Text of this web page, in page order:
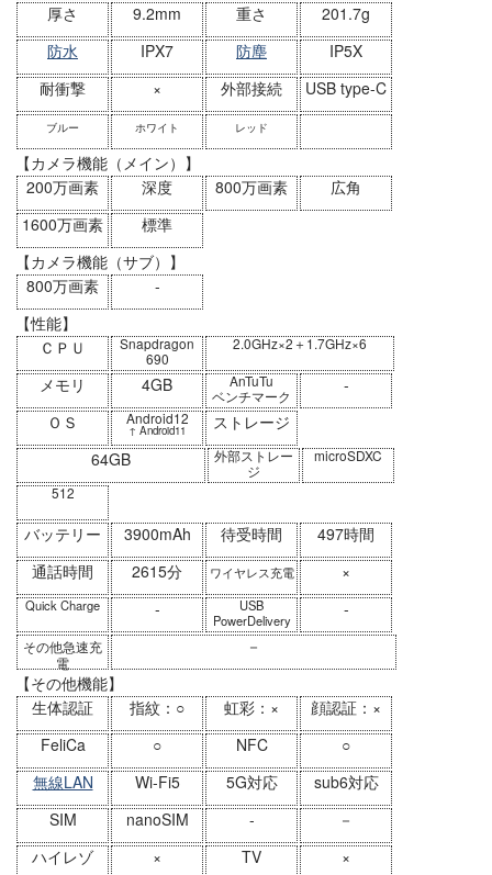
厚さ
9.2mm 重さ
201.7g
防水
IPX7 防塵
IP5X
耐衝撃
× 外部接続 USB type-C
ブルー ホワイト レッド
【カメラ機能（メイン）】
200万画素
深度 800万画素
広角
1600万画素
標準
【カメラ機能（サブ）】
800万画素
-
【性能】
ＣＰＵ
Snapdragon
690
2.0GHz×2＋1.7GHz×6
メモリ 4GB
AnTuTu
ベンチマーク
-
ＯＳ
Android12
↑ Android11
ストレージ
64GB
外部ストレー
ジ
microSDXC
512
バッテリー 3900mAh 待受時間
497時間
通話時間
2615分 ワイヤレス充電 ×
Quick Charge -
USB
PowerDelivery
-
その他急速充
電
－
【その他機能】
生体認証
指紋：○ 虹彩：×
顔認証：×
FeliCa
○ NFC
○
無線LAN
Wi-Fi5 5G対応
sub6対応
SIM
nanoSIM -
－
ハイレゾ
× TV
×